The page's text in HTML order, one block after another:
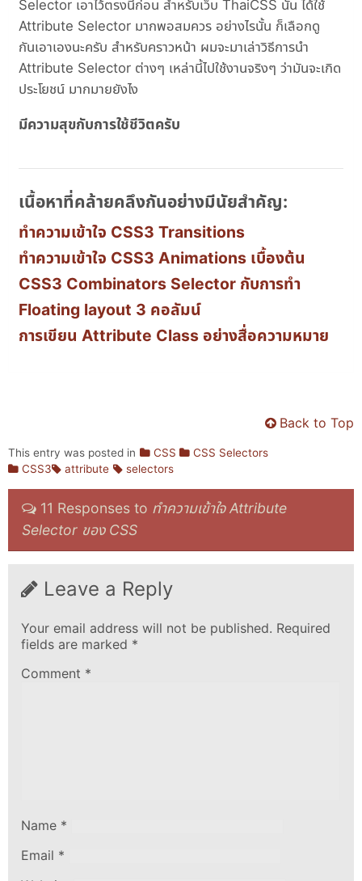
Selector เอาไว้ตรงนี้ก่อน สำหรับเว็บ ThaiCSS นั้น ได้ใช้
Attribute Selector มากพอสมควร อย่างไรนั้น ก็เลือกดู
กันเอาเองนะครับ สำหรับคราวหน้า ผมจะมาเล่าวิธีการนำ
Attribute Selector ต่างๆ เหล่านี้ไปใช้งานจริงๆ ว่ามันจะเกิด
ประโยชน์ มากมายยังไง
มีความสุขกับการใช้ชีวิตครับ
เนื้อหาที่คล้ายคลึงกันอย่างมีนัยสำคัญ:
ทำความเข้าใจ CSS3 Transitions
ทำความเข้าใจ CSS3 Animations เบื้องต้น
CSS3 Combinators Selector กับการทำ
Floating layout 3 คอลัมน์
การเขียน Attribute Class อย่างสื่อความหมาย
Back to Top
This entry was posted in CSS
CSS Selectors
CSS3
attribute selectors
11 Responses to ทำความเข้าใจ Attribute
Selector ของ CSS
Leave a Reply
Your email address will not be published. Required
fields are marked *
Comment *
Name *
Email *